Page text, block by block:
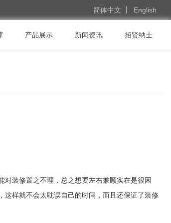
简体中文 English
产品展示 新闻资讯 招贤纳士
装修置之不理，总之想要左右兼顾实在是很困
这样就不会太耽误自己的时间，而且还保证了装修